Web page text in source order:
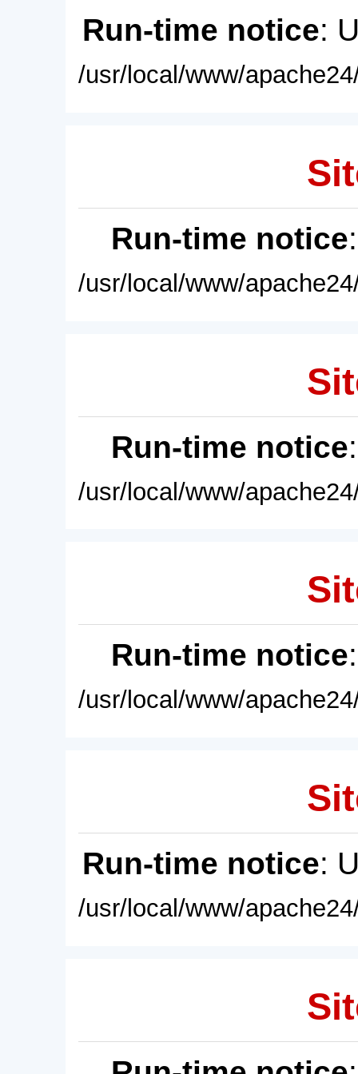
Run-time notice:
/usr/local/www/
Run-time notice
/usr/local/www/
Run-time notice
/usr/local/www/
Run-time notice
/usr/local/www/
Run-time notice:
/usr/local/www/